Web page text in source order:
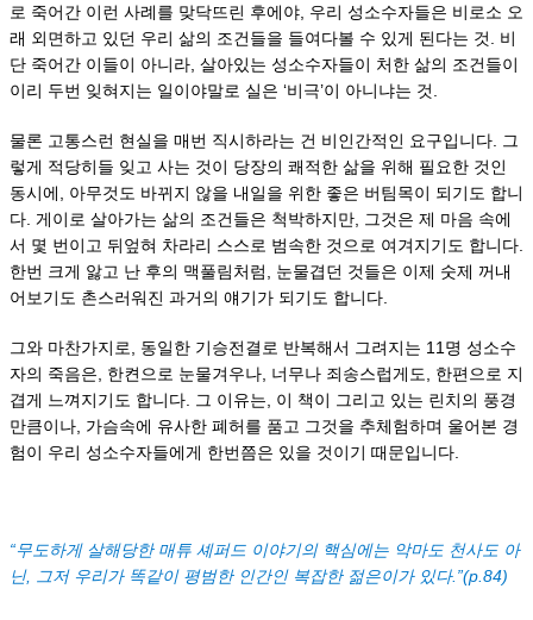
로 죽어간 이런 사례를 맞닥뜨린 후에야, 우리 성소수자들은 비로소 오
래 외면하고 있던 우리 삶의 조건들을 들여다볼 수 있게 된다는 것. 비
단 죽어간 이들이 아니라, 살아있는 성소수자들이 처한 삶의 조건들이
이리 두번 잊혀지는 일이야말로 실은 ‘비극’이 아니냐는 것.
물론 고통스런 현실을 매번 직시하라는 건 비인간적인 요구입니다. 그
렇게 적당히들 잊고 사는 것이 당장의 쾌적한 삶을 위해 필요한 것인
동시에, 아무것도 바뀌지 않을 내일을 위한 좋은 버팀목이 되기도 합니
다. 게이로 살아가는 삶의 조건들은 척박하지만, 그것은 제 마음 속에
서 몇 번이고 뒤엎혀 차라리 스스로 범속한 것으로 여겨지기도 합니다.
한번 크게 앓고 난 후의 맥풀림처럼, 눈물겹던 것들은 이제 숫제 꺼내
어보기도 촌스러워진 과거의 얘기가 되기도 합니다.
그와 마찬가지로, 동일한 기승전결로 반복해서 그려지는 11명 성소수
자의 죽음은, 한켠으로 눈물겨우나, 너무나 죄송스럽게도, 한편으로 지
겹게 느껴지기도 합니다. 그 이유는, 이 책이 그리고 있는 린치의 풍경
만큼이나, 가슴속에 유사한 폐허를 품고 그것을 추체험하며 울어본 경
험이 우리 성소수자들에게 한번쯤은 있을 것이기 때문입니다.
“무도하게 살해당한 매튜 셰퍼드 이야기의 핵심에는 악마도 천사도 아
닌, 그저 우리가 똑같이 평범한 인간인 복잡한 젊은이가 있다.”(p.84)